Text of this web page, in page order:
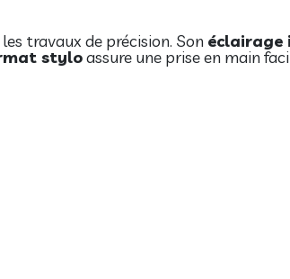
travaux de précision. Son éclairage
styloassure une prise en main